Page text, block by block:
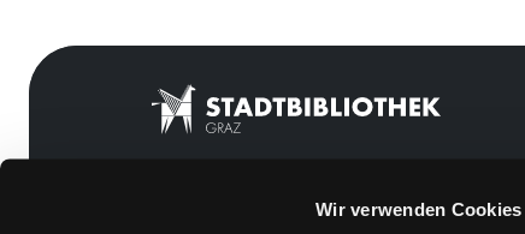
Wir verwenden
Feedback